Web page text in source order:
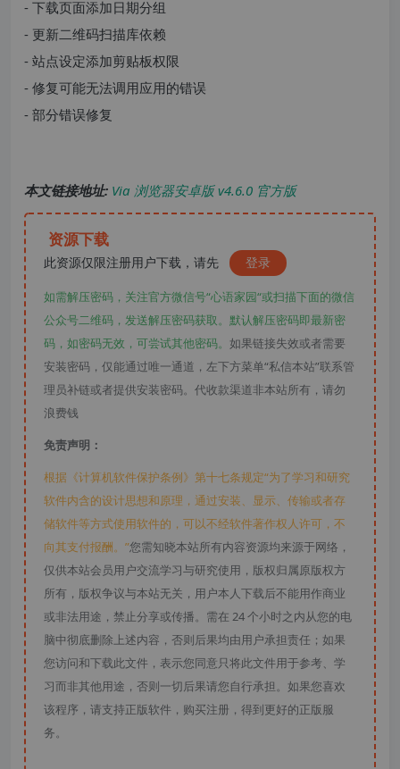
- 下载页面添加日期分组
- 更新二维码扫描库依赖
- 站点设定添加剪贴板权限
- 修复可能无法调用应用的错误
- 部分错误修复
本文链接地址: Via 浏览器安卓版 v4.6.0 官方版
资源下载
此资源仅限注册用户下载，请先 登录
如需解压密码，关注官方微信号“心语家园“或扫描下面的微信
公众号二维码，发送解压密码获取。默认解压密码即最新密
码，如密码无效，可尝试其他密码。 如果链接失效或者需要
安装密码，仅能通过唯一通道，左下方菜单“私信本站”联系管
理员补链或者提供安装密码。代收款渠道非本站所有，请勿
浪费钱
免责声明：
根据《计算机软件保护条例》第十七条规定“为了学习和研究
软件内含的设计思想和原理，通过安装、显示、传输或者存
储软件等方式使用软件的，可以不经软件著作权人许可，不
向其支付报酬。”您需知晓本站所有内容资源均来源于网络，
仅供本站会员用户交流学习与研究使用，版权归属原版权方
所有，版权争议与本站无关，用户本人下载后不能用作商业
或非法用途，禁止分享或传播。需在 24 个小时之内从您的电
脑中彻底删除上述内容，否则后果均由用户承担责任；如果
您访问和下载此文件，表示您同意只将此文件用于参考、学
习而非其他用途，否则一切后果请您自行承担。如果您喜欢
该程序，请支持正版软件，购买注册，得到更好的正版服
务。